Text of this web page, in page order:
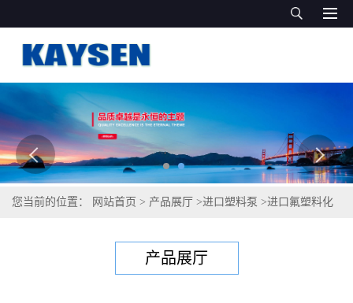
您当前的位置： 网站首页 > 产品展厅 >进口塑料泵 >进口氟塑料化
产品展厅